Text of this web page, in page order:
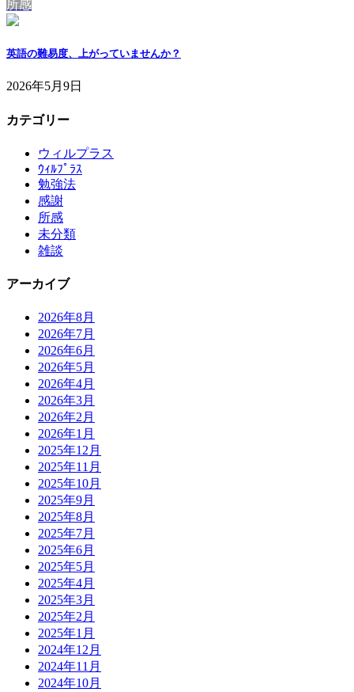
所感
英語の難易度、上がっていませんか？
2026年5月9日
カテゴリー
ウィルプラス
ｳｨﾙﾌﾟﾗｽ
勉強法
感謝
所感
未分類
雑談
アーカイブ
2026年8月
2026年7月
2026年6月
2026年5月
2026年4月
2026年3月
2026年2月
2026年1月
2025年12月
2025年11月
2025年10月
2025年9月
2025年8月
2025年7月
2025年6月
2025年5月
2025年4月
2025年3月
2025年2月
2025年1月
2024年12月
2024年11月
2024年10月